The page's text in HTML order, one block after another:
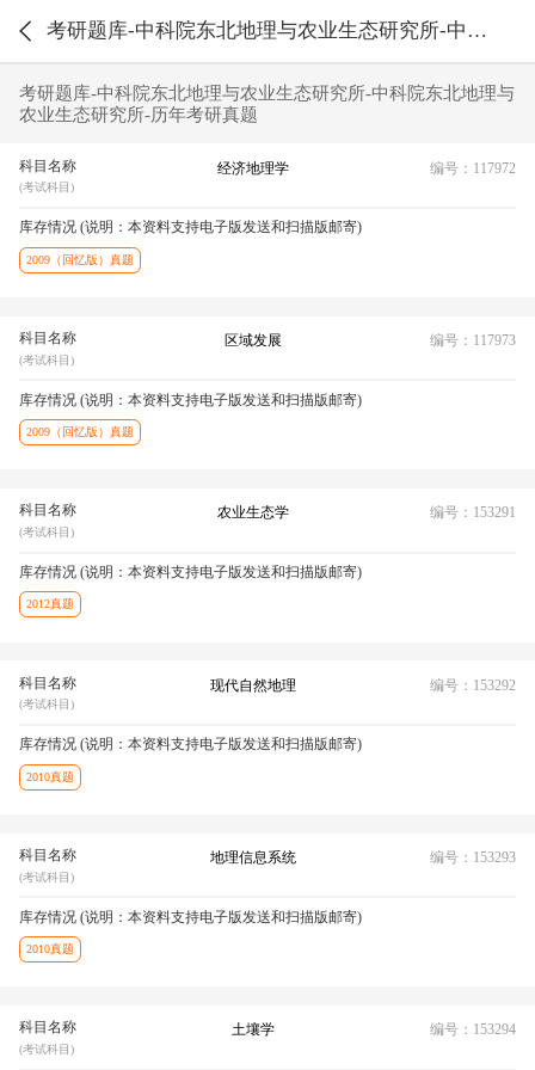
考研题库-中科院东北地理与农业生态研究所-中科院东北地理与农业生态研究所-历年考研真题
考研题库-中科院东北地理与农业生态研究所-中科院东北地理与
农业生态研究所-历年考研真题
科目名称
(考试科目)
经济地理学 编号：117972
库存情况 (说明：本资料支持电子版发送和扫描版邮寄)
2009（回忆版）真题
科目名称
(考试科目)
区域发展 编号：117973
库存情况 (说明：本资料支持电子版发送和扫描版邮寄)
2009（回忆版）真题
科目名称
(考试科目)
农业生态学 编号：153291
库存情况 (说明：本资料支持电子版发送和扫描版邮寄)
2012真题
科目名称
(考试科目)
现代自然地理 编号：153292
库存情况 (说明：本资料支持电子版发送和扫描版邮寄)
2010真题
科目名称
(考试科目)
地理信息系统 编号：153293
库存情况 (说明：本资料支持电子版发送和扫描版邮寄)
2010真题
科目名称
(考试科目)
土壤学 编号：153294